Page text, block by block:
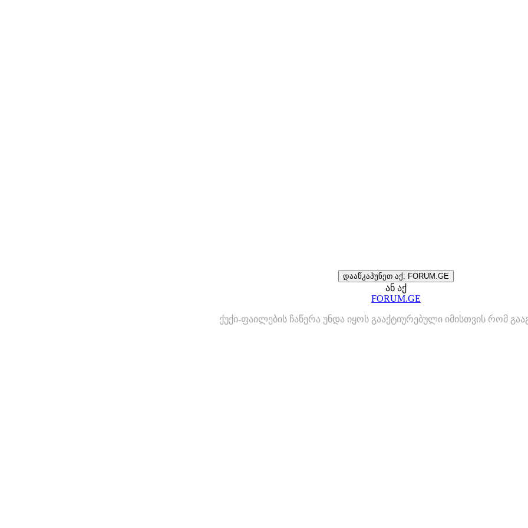
დააწკაპუნეთ აქ: FORUM.GE
ან აქ
FORUM.GE
ქუქი-ფაილების ჩაწერა უნდა იყოს გააქტიურებული იმისთვის რომ